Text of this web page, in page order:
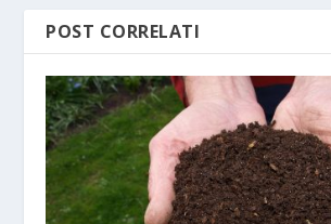
POST CORRELATI